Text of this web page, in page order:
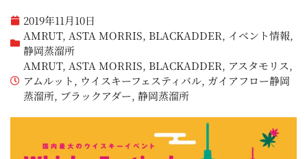
2019年11月10日
AMRUT, ASTA MORRIS, BLACKADDER, イベント情報,
静岡蒸溜所
AMRUT, ASTA MORRIS, BLACKADDER, アスタモリス,
アムルット, ウイスキーフェスティバル, ガイアフロー静岡
蒸溜所, ブラックアダー, 静岡蒸溜所